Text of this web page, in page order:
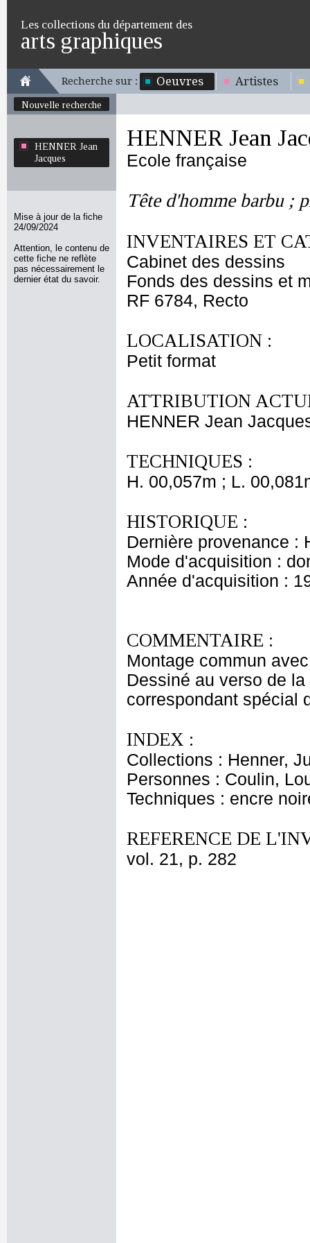
Les collections du département des
arts graphiques
Recherche sur : Oeuvres Artistes
Nouvelle recherche
HENNER Jean
Jacques
Mise à jour de la fiche
24/09/2024
Attention, le contenu de
cette fiche ne reflète
pas nécessairement le
dernier état du savoir.
HENNER Jean
Ecole française
Tête d'homme barbu ;
INVENTAIRES ET
Cabinet des dessins
Fonds des dessins et
RF 6784, Recto
LOCALISATION :
Petit format
ATTRIBUTION
HENNER Jean
TECHNIQUES :
H. 00,057m ; L.
HISTORIQUE :
Dernière provenance :
Mode d'acquisition :
Année d'acquisition :
COMMENTAIRE :
Montage commun
Dessiné au verso de
correspondant spécial
INDEX :
Collections : Henner,
Personnes : Coulin,
Techniques : encre
REFERENCE DE
vol. 21, p. 282